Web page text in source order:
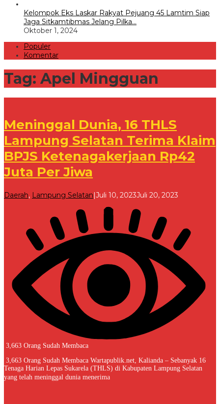
Kelompok Eks Laskar Rakyat Pejuang 45 Lamtim Siap
Jaga Sitkamtibmas Jelang Pilka…
Oktober 1, 2024
Populer
Komentar
Tag: Apel Mingguan
Meninggal Dunia, 16 THLS
Lampung Selatan Terima Klaim
BPJS Ketenagakerjaan Rp42
Juta Per Jiwa
Daerah, Lampung Selatan|Juli 10, 2023Juli 20, 2023
3,663 Orang Sudah Membaca
3,663 Orang Sudah Membaca Wartapublik.net, Kalianda – Sebanyak 16
Tenaga Harian Lepas Sukarela (THLS) di Kabupaten Lampung Selatan
yang telah meninggal dunia menerima